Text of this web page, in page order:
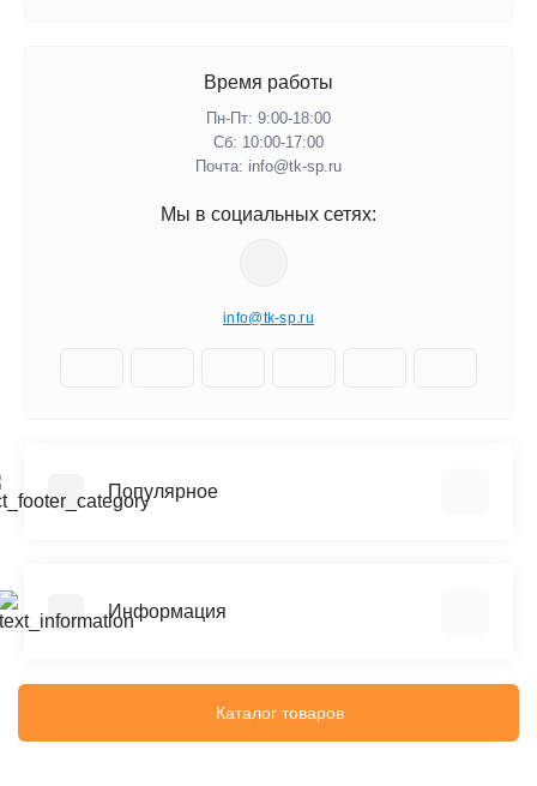
Время работы
Пн-Пт: 9:00-18:00
Сб: 10:00-17:00
Почта: info@tk-sp.ru
Мы в социальных сетях:
info@tk-sp.ru
Популярное
Плиточный клей
Информация
Согласие на использование файлов Cookie
Каталог товаров